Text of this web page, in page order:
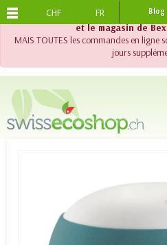
!! Important !! Jusqu'au 20 août
et le magasin de
MAIS TOUTES les commandes en ligne
jours
CHF FR Blog